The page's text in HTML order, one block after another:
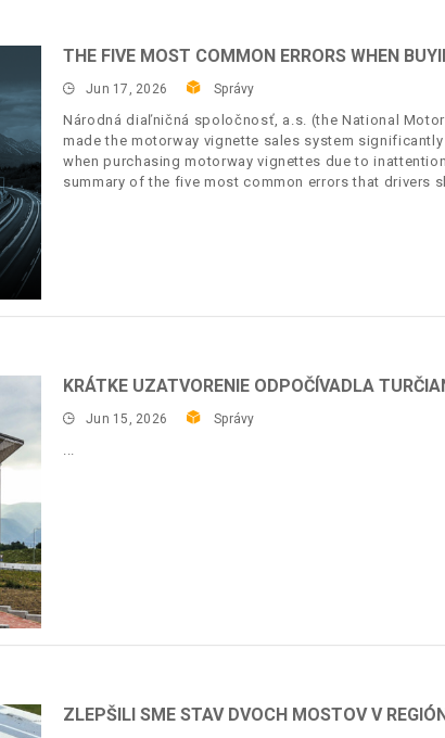
THE FIVE MOST COMMON ERRORS WHEN
Jun 17, 2026 Správy
Národná diaľničná spoločnosť, a.s. (the National
made the motorway vignette sales system
when purchasing motorway vignettes due to
summary of the five most common errors that drivers
KRÁTKE UZATVORENIE ODPOČÍVADLA
Jun 15, 2026 Správy
ZLEPŠILI SME STAV DVOCH MOSTOV V